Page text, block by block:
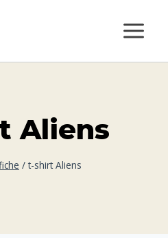
Aliens
/ t-shirt Aliens